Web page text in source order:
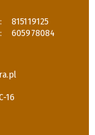
815119125
605978084
16